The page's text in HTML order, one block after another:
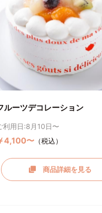
ルーツデコレーション
利用日:8月10日〜
4,100〜（税込）
商品詳細を見る